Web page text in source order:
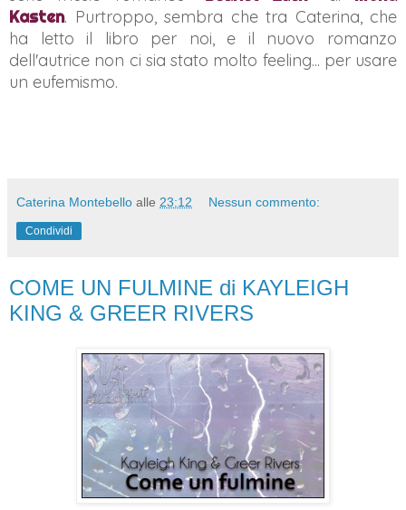
Kasten. Purtroppo, sembra che tra Caterina, che
ha letto il libro per noi, e il nuovo romanzo
dell'autrice non ci sia stato molto feeling... per usare
un eufemismo.
Caterina Montebello alle 23:12 Nessun commento:
Condividi
COME UN FULMINE di KAYLEIGH
KING & GREER RIVERS